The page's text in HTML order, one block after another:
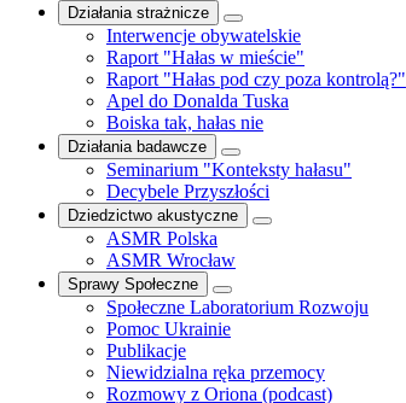
Działania strażnicze
Interwencje obywatelskie
Raport "Hałas w mieście"
Raport "Hałas pod czy poza kontrolą?"
Apel do Donalda Tuska
Boiska tak, hałas nie
Działania badawcze
Seminarium "Konteksty hałasu"
Decybele Przyszłości
Dziedzictwo akustyczne
ASMR Polska
ASMR Wrocław
Sprawy Społeczne
Społeczne Laboratorium Rozwoju
Pomoc Ukrainie
Publikacje
Niewidzialna ręka przemocy
Rozmowy z Oriona (podcast)